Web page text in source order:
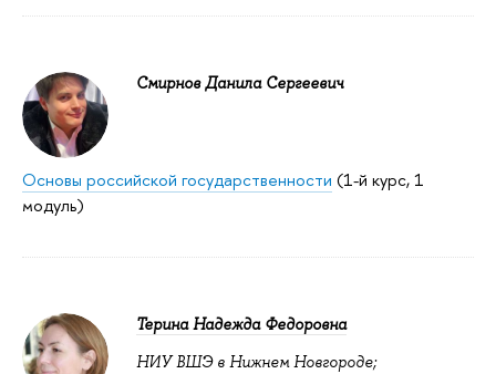
Смирнов Данила Сергеевич
Основы российской государственности (1-й курс, 1
модуль)
Терина Надежда Федоровна
НИУ ВШЭ в Нижнем Новгороде;